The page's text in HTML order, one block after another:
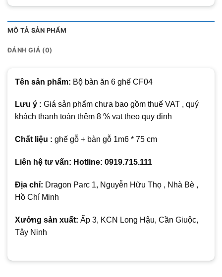
MÔ TẢ SẢN PHẨM
ĐÁNH GIÁ (0)
Tên sản phẩm: Bộ bàn ăn 6 ghế CF04
Lưu ý : Giá sản phẩm chưa bao gồm thuế VAT , quý
khách thanh toán thêm 8 % vat theo quy định
Chất liệu : ghế gỗ + bàn gỗ 1m6 * 75 cm
Liên hệ tư vấn: Hotline: 0919.715.111
Địa chỉ: Dragon Parc 1, Nguyễn Hữu Thọ , Nhà Bè ,
Hồ Chí Minh
Xưởng sản xuất: Ấp 3, KCN Long Hậu, Cần Giuộc,
Tây Ninh